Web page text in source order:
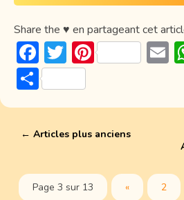
Share the ♥ en partageant cet
F
ac
e
o
T
w
itt
Pi
st
E
P
ar
ta
g
er
← Articles plus anciens
Page 3 sur 13 « 2